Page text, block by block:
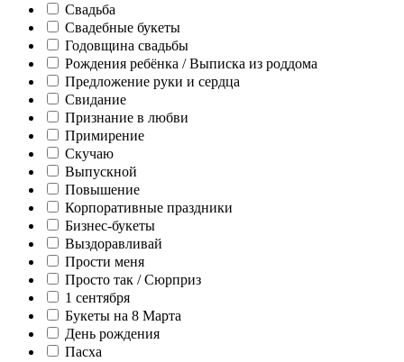
Свадьба
Свадебные букеты
Годовщина свадьбы
Рождения ребёнка / Выписка из роддома
Предложение руки и сердца
Свидание
Признание в любви
Примирение
Скучаю
Выпускной
Повышение
Корпоративные праздники
Бизнес-букеты
Выздоравливай
Прости меня
Просто так / Сюрприз
1 сентября
Букеты на 8 Марта
День рождения
Пасха